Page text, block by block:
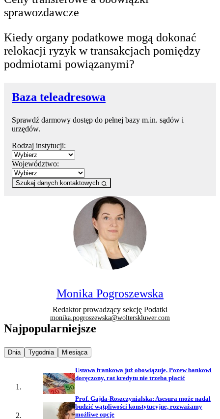
sprawozdawcze
Kiedy organy podatkowe mogą dokonać
relokacji ryzyk w transakcjach pomiędzy
podmiotami powiązanymi?
Baza teleadresowa
Sprawdź darmowy dostęp do pełnej bazy m.in. sądów i
urzędów.
Rodzaj instytucji:
Województwo:
Szukaj danych kontaktowych
Monika Pogroszewska
Redaktor prowadzący sekcję Podatki
monika.pogroszewska@wolterskluwer.com
Najpopularniejsze
Najpopularniejsze wiadomości z
Dnia Najpopularniejsze wiadomości z
Tygodnia Najpopularniejsze wiadomości z
Miesiąca
Ustawa frankowa już obowiązuje. Pozew bankowi
doręczony, rat kredytu nie trzeba płacić
Prof. Gajda-Roszczynialska: Asesura może nadal
budzić wątpliwości konstytucyjne, rozważamy
możliwe opcje